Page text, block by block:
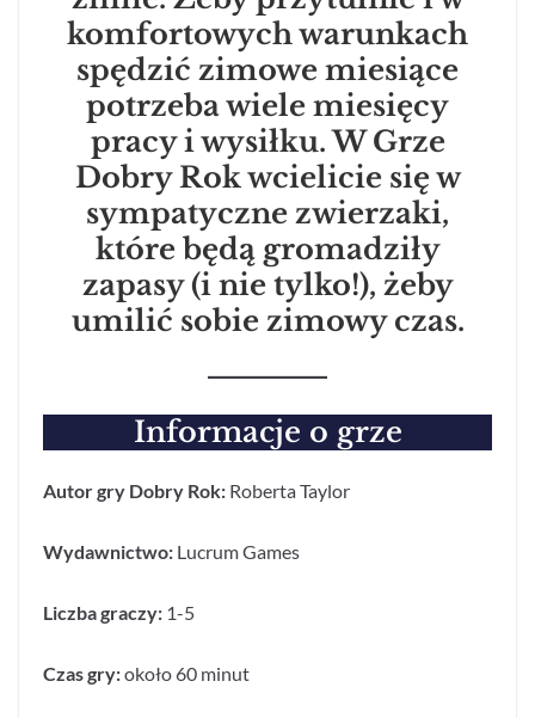
komfortowych warunkach
spędzić zimowe miesiące
potrzeba wiele miesięcy
pracy i wysiłku. W Grze
Dobry Rok wcielicie się w
sympatyczne zwierzaki,
które będą gromadziły
zapasy (i nie tylko!), żeby
umilić sobie zimowy czas.
Informacje o grze
Autor gry Dobry Rok: Roberta Taylor
Wydawnictwo: Lucrum Games
Liczba graczy: 1-5
Czas gry:około 60 minut